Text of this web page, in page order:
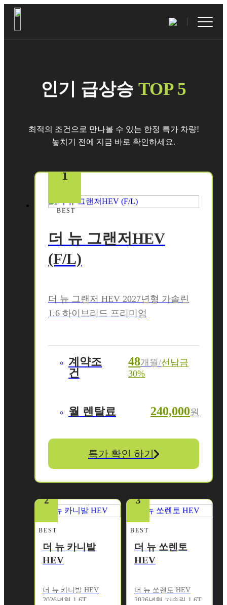
인기 급상승 TOP 5
최적의 조건으로 만나볼 수 있는 한정 특가 차량!
놓치기 전에 지금 바로 확인하세요.
1
BEST
더 뉴 그랜저HEV
(F/L)
더 뉴 그랜저 HEV 2027년형 가솔린
1.6 하이브리드 프리미엄
계약조
건
48개월/선납금
30%
월 렌탈료 240,000원
특가 확인 하기
2
BEST
더 뉴 카니발
HEV
더 뉴 카니발 HEV
2026년형 1.6T
3
BEST
더 뉴 쏘렌토
HEV
더 뉴 쏘렌토 HEV
2026년형 가솔린 1.6T